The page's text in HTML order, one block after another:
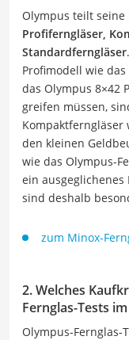
Olympus teilt seine
Profiferngläser,
Standardferngläser
Profimodell wie das
das Olympus 8×42
greifen müssen,
Kompaktferngläser
den kleinen
wie das Olympus-
ein ausgeglichenes
sind deshalb
zum Minox-
2. Welches
Fernglas-Tests
Olympus-